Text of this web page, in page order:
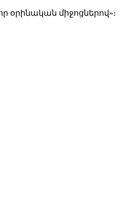
օրինական միջոցներով»։